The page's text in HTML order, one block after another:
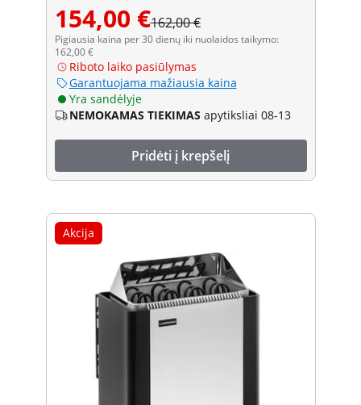
154,00 €162,00 €
Pigiausia kaina per 30 dienų iki nuolaidos taikymo:
162,00 €
Riboto laiko pasiūlymas
Garantuojama mažiausia kaina
Yra sandėlyje
NEMOKAMAS TIEKIMAS apytiksliai 08-13
Pridėti į krepšelį
Akcija